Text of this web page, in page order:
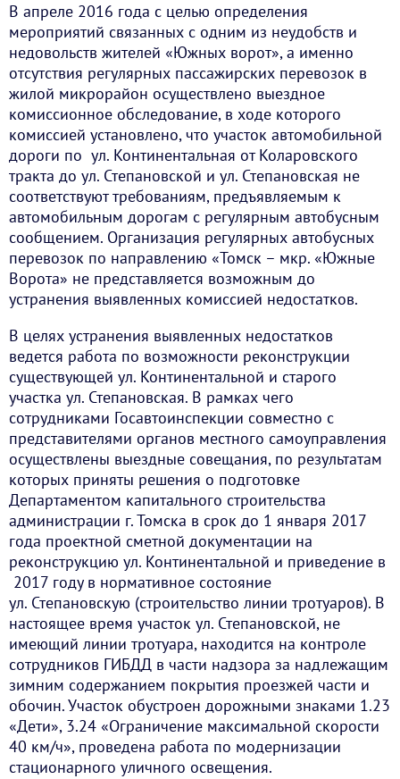
В апреле 2016 года с целью определения
мероприятий связанных с одним из неудобств и
недовольств жителей «Южных ворот», а именно
отсутствия регулярных пассажирских перевозок в
жилой микрорайон осуществлено выездное
комиссионное обследование, в ходе которого
комиссией установлено, что участок автомобильной
дороги по ул. Континентальная от Коларовского
тракта до ул. Степановской и ул. Степановская не
соответствуют требованиям, предъявляемым к
автомобильным дорогам с регулярным автобусным
сообщением. Организация регулярных автобусных
перевозок по направлению «Томск – мкр. «Южные
Ворота» не представляется возможным до
устранения выявленных комиссией недостатков.
В целях устранения выявленных недостатков
ведется работа по возможности реконструкции
существующей ул. Континентальной и старого
участка ул. Степановская. В рамках чего
сотрудниками Госавтоинспекции совместно с
представителями органов местного самоуправления
осуществлены выездные совещания, по результатам
которых приняты решения о подготовке
Департаментом капитального строительства
администрации г. Томска в срок до 1 января 2017
года проектной сметной документации на
реконструкцию ул. Континентальной и приведение в
2017 году в нормативное состояние
ул. Степановскую (строительство линии тротуаров). В
настоящее время участок ул. Степановской, не
имеющий линии тротуара, находится на контроле
сотрудников ГИБДД в части надзора за надлежащим
зимним содержанием покрытия проезжей части и
обочин. Участок обустроен дорожными знаками 1.23
«Дети», 3.24 «Ограничение максимальной скорости
40 км/ч», проведена работа по модернизации
стационарного уличного освещения.